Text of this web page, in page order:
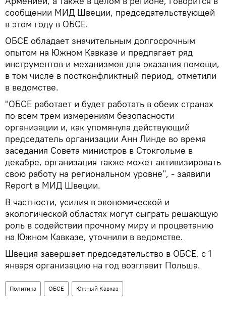
сообщении МИД Швеции, председательствующей
в этом году в ОБСЕ.
ОБСЕ обладает значительным долгосрочным
опытом на Южном Кавказе и предлагает ряд
инструментов и механизмов для оказания помощи,
в том числе в постконфликтный период, отметили
в ведомстве.
"ОБСЕ работает и будет работать в обеих странах
по всем трем измерениям безопасности
организации и, как упомянула действующий
председатель организации Анн Линде во время
заседания Совета министров в Стокгольме в
декабре, организация также может активизировать
свою работу на региональном уровне", - заявили
Report в МИД Швеции.
В частности, усилия в экономической и
экологической областях могут сыграть решающую
роль в содействии прочному миру и процветанию
на Южном Кавказе, уточнили в ведомстве.
Швеция завершает председательство в ОБСЕ, с 1
января организацию на год возглавит Польша.
Политика ОБСЕ Южный Кавказ